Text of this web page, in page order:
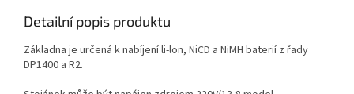
Detailní popis produktu
Základna je určená k nabíjení li-lon, NiCD a NiMH baterií z řady
DP1400 a R2.